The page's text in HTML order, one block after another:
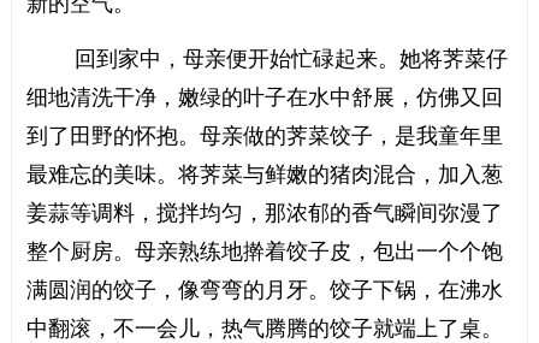
回到家中，母亲便开始忙碌起来。她将荠菜仔
细地清洗干净，嫩绿的叶子在水中舒展，仿佛又回
到了田野的怀抱。母亲做的荠菜饺子，是我童年里
最难忘的美味。将荠菜与鲜嫩的猪肉混合，加入葱
姜蒜等调料，搅拌均匀，那浓郁的香气瞬间弥漫了
整个厨房。母亲熟练地擀着饺子皮，包出一个个饱
满圆润的饺子，像弯弯的月牙。饺子下锅，在沸水
中翻滚，不一会儿，热气腾腾的饺子就端上了桌。